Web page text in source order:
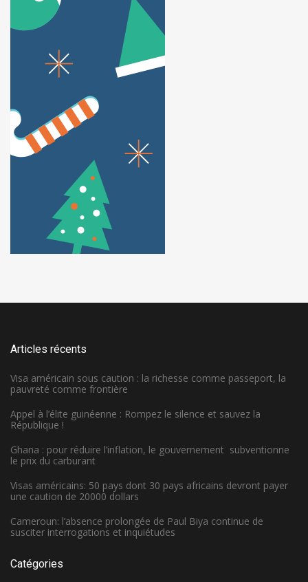
Articles récents
Visa américain sous caution : la richesse comme passeport, la
pauvreté comme frontière
Appel à l’élite guinéenne : Rompez le silence et sauvez la
République !
Ghana : pour réduire l’inflation, le gouvernement subventionne
le prix du carburant
Visas américains: 50 pays dont 30 pays africains devront payer
une caution de 20000 dollars
Cameroun: l’absence prolongée de Paul Biya continue de
susciter interrogations et inquiétudes
Catégories